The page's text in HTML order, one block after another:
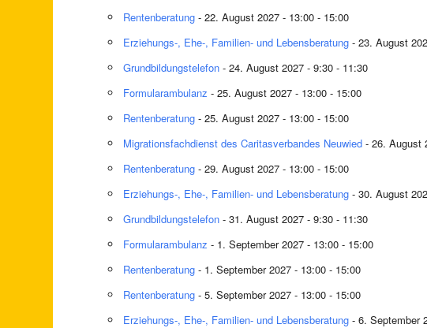
Rentenberatung - 22. August 2027 - 13:00 - 15:00
Erziehungs-, Ehe-, Familien- und Lebensberatung - 23. August
Grundbildungstelefon - 24. August 2027 - 9:30 - 11:30
Formularambulanz - 25. August 2027 - 13:00 - 15:00
Rentenberatung - 25. August 2027 - 13:00 - 15:00
Migrationsfachdienst des Caritasverbandes Neuwied - 26. August
Rentenberatung - 29. August 2027 - 13:00 - 15:00
Erziehungs-, Ehe-, Familien- und Lebensberatung - 30. August
Grundbildungstelefon - 31. August 2027 - 9:30 - 11:30
Formularambulanz - 1. September 2027 - 13:00 - 15:00
Rentenberatung - 1. September 2027 - 13:00 - 15:00
Rentenberatung - 5. September 2027 - 13:00 - 15:00
Erziehungs-, Ehe-, Familien- und Lebensberatung - 6. September